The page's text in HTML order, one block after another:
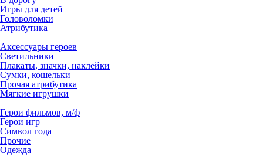
Игры для детей
Головоломки
Атрибутика
Аксессуары героев
Светильники
Плакаты, значки, наклейки
Сумки, кошельки
Прочая атрибутика
Мягкие игрушки
Герои фильмов, м/ф
Герои игр
Символ года
Прочие
Одежда